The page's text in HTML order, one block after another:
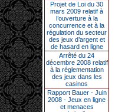
Projet de Loi du 30
mars 2009 relatif à
l’ouverture à la
concurrence et à la
régulation du secteur
des jeux d’argent et
de hasard en ligne
Arrêté du 24
décembre 2008 relatif
à la réglementation
des jeux dans les
casinos
Rapport Bauer - Juin
2008 - Jeux en ligne
et menaces